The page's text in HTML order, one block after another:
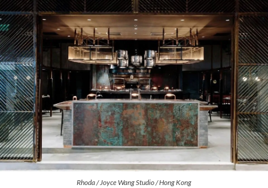
Rhoda / Joyce Wang Studio / Hong Kong